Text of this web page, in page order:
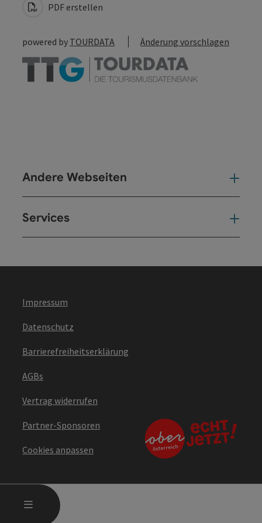
MENÜ
PDF erstellen
powered by TOURDATA Änderung vorschlagen
Andere Webseiten
Services
Impressum
Datenschutz
Barrierefreiheitserklärung
AGBs
Vertrag widerrufen
Partner-Sponsoren
Cookies anpassen